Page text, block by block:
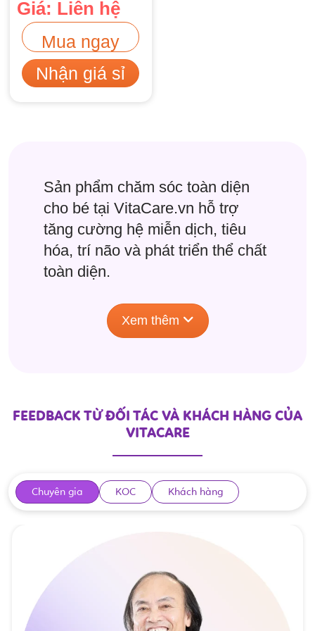
Giá: Liên hệ
Mua ngay
Nhận giá sỉ
Sản phẩm chăm sóc toàn diện
cho bé tại VitaCare.vn hỗ trợ
tăng cường hệ miễn dịch, tiêu
hóa, trí não và phát triển thể chất
toàn diện.
Xem thêm
FEEDBACK TỪ ĐỐI TÁC VÀ KHÁCH HÀNG CỦA
VITACARE
Chuyên gia KOC Khách hàng